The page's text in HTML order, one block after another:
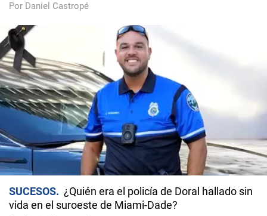
Por Daniel Castropé
SUCESOS
¿Quién era el policía de Doral hallado sin
vida en el suroeste de Miami-Dade?